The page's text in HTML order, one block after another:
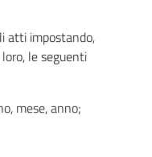
atti impostando,
le seguenti
mese, anno;